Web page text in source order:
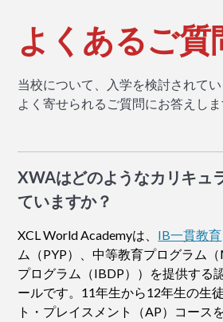
よくあるご質
当校について、入学を検討されて
よく寄せられるご質問にお答えしま
XWAはどのようなカリキュ
ていますか？
XCL World Academyは、 IB一貫教育
ム（PYP）、中等教育プログラム
プログラム（IBDP））を提供する
ールです。11年生から12年生の生
ト・プレイスメント（AP）コース